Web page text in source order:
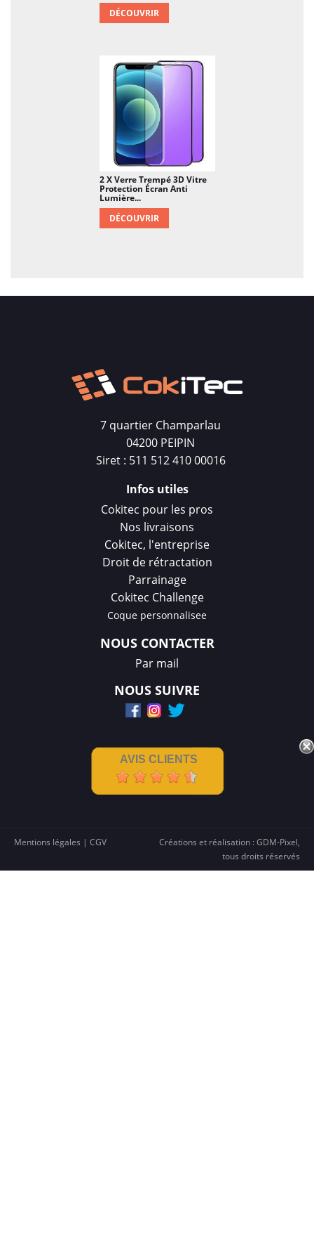
DÉCOUVRIR
2 X Verre Trempé 3D Vitre
Protection Écran Anti
Lumière...
DÉCOUVRIR
7 quartier Champarlau
04200 PEIPIN
Siret : 511 512 410 00016
Infos utiles
Cokitec pour les pros
Nos livraisons
Cokitec, l'entreprise
Droit de rétractation
Parrainage
Cokitec Challenge
Coque personnalisee
NOUS CONTACTER
Par mail
NOUS SUIVRE
AVIS CLIENTS
Mentions légales | CGV Créations et réalisation :GDM-Pixel,
tous droits réservés